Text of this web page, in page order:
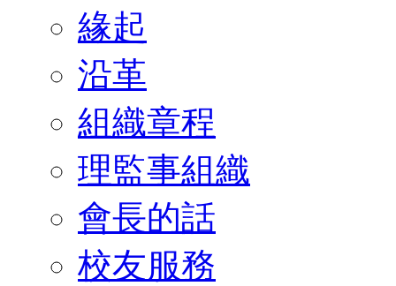
緣起
沿革
組織章程
理監事組織
會長的話
校友服務